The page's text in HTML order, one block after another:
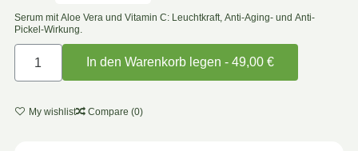
Serum mit Aloe Vera und Vitamin C: Leuchtkraft, Anti-Aging- und Anti-
Pickel-Wirkung.
In den Warenkorb legen - 49,00 €
My wishlist Compare (0)